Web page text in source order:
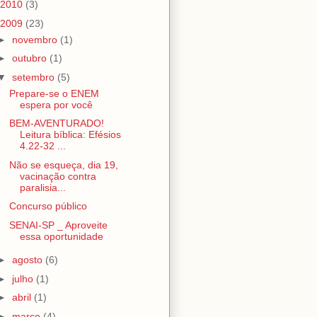
2010 (3)
2009 (23)
novembro (1)
outubro (1)
setembro (5)
Prepare-se o ENEM
espera por você
BEM-AVENTURADO!
Leitura bíblica: Efésios
4.22-32 ...
Não se esqueça, dia 19,
vacinação contra
paralisia...
Concurso público
SENAI-SP _ Aproveite
essa oportunidade
agosto (6)
julho (1)
abril (1)